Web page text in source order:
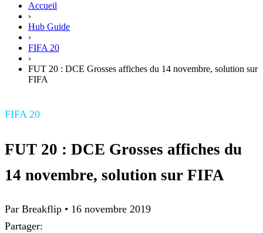
Accueil
›
Hub Guide
›
FIFA 20
›
FUT 20 : DCE Grosses affiches du 14 novembre, solution sur
FIFA
FIFA 20
FUT 20 : DCE Grosses affiches du
14 novembre, solution sur FIFA
Par Breakflip • 16 novembre 2019
Partager: